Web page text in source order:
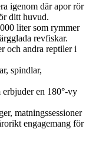
igenom där apor rör
ditt huvud.
liter som rymmer
revfiskar.
och andra reptiler i
spindlar,
en 180°-vy
matningssessioner
engagemang för